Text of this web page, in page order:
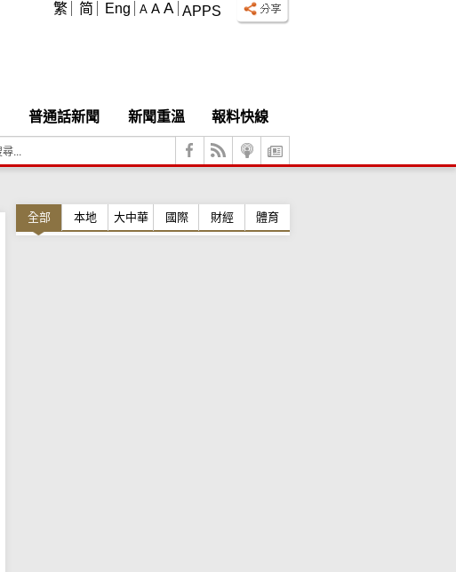
APPS
A A A
繁 简 Eng
普通話新聞 新聞重溫
報料快線
全部 本地 大中華 國際 財經 體育